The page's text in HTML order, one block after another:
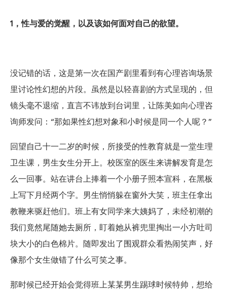
1，性与爱的觉醒，以及该如何面对自己的欲望。
没记错的话，这是第一次在国产剧里看到有心理咨询场景
里讨论性幻想的片段。虽然是以轻喜剧的方式呈现的，但
镜头毫不退缩，直言不讳放到台词里，让陈美如向心理咨
询师发问：“那如果性幻想对象和小时候是同一个人呢？”
回望自己十一二岁的时候，所接受的性教育就是一堂生理
卫生课，男生女生分开上。校医室的医生来讲解发育是怎
么一回事。站在讲台上捧着一个小册子照本宣科，在黑板
上写下月经两个字。男生悄悄躲在窗外大笑，班主任拿出
教鞭来驱赶他们。班上有女同学来大姨妈了，未经初潮的
我们竟然尾随她去厕所，盯着她从裤兜里掏出一小方吐司
块大小的白色棉片。随即发出了围观群众看热闹笑声，好
像那个女生做错了什么可笑之事。
那时候已经开始会觉得班上某某男生踢球时候特帅，想给